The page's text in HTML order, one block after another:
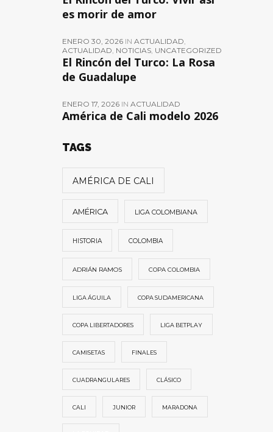
es morir de amor
ENERO 30, 2026 IN ACTUALIDAD,
ACTUALIDAD, NOTICIAS, UNCATEGORIZED
El Rincón del Turco: La Rosa
de Guadalupe
ENERO 17, 2026 IN ACTUALIDAD
América de Cali modelo 2026
TAGS
AMÉRICA DE CALI
AMÉRICA LIGA COLOMBIANA
HISTORIA COLOMBIA
ADRIÁN RAMOS COPA COLOMBIA
LIGA ÁGUILA COPA SUDAMERICANA
COPA LIBERTADORES LIGA BETPLAY
CAMISETAS FINALES
CUADRANGULARES CLÁSICO
CALI JUNIOR MARADONA